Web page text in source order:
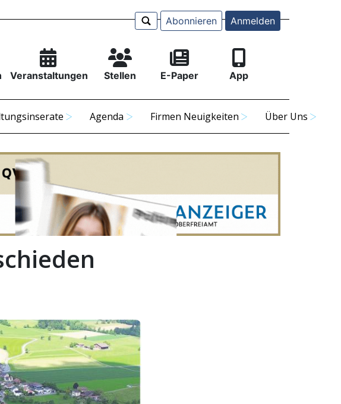
Abonnieren Anmelden
Veranstaltungen Stellen E-Paper App
Agenda Firmen Neuigkeiten Über Uns